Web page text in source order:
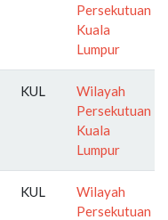
Persekutuan
Kuala
Lumpur
KUL
Wilayah
Persekutuan
Kuala
Lumpur
KUL
Wilayah
Persekutuan